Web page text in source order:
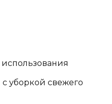
уборкой свежего